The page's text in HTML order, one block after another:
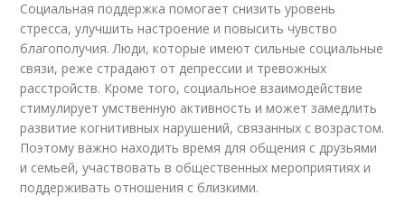
Социальная поддержка помогает снизить уровень
стресса, улучшить настроение и повысить чувство
благополучия. Люди, которые имеют сильные социальные
связи, реже страдают от депрессии и тревожных
расстройств. Кроме того, социальное взаимодействие
стимулирует умственную активность и может замедлить
развитие когнитивных нарушений, связанных с возрастом.
Поэтому важно находить время для общения с друзьями
и семьей, участвовать в общественных мероприятиях и
поддерживать отношения с близкими.